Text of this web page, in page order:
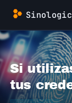
Saltar
contenido
Sinologic
Si
tus